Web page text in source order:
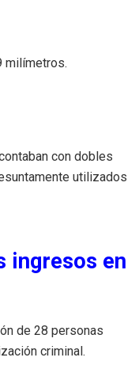
milímetros.
con dobles
utilizados
ingresos en
de 28 personas
criminal.